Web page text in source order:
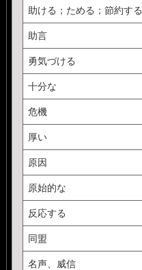
助ける；ためる；節約する
助言
勇気づける
十分な
危機
厚い
原因
原始的な
反応する
同盟
名声、威信